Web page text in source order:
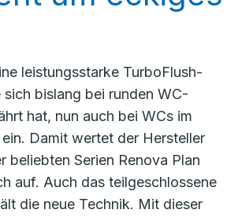
leistungsstarke TurboFlush-
bislang bei runden WC-
hat, nun auch bei WCs im
Damit wertet der Hersteller
beliebten Serien Renova Plan
auf. Auch das teilgeschlossene
die neue Technik. Mit dieser